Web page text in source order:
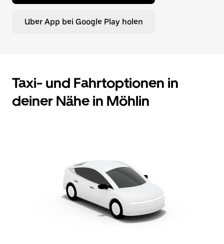
Uber App bei Google Play holen
Taxi- und Fahrtoptionen in
deiner Nähe in Möhlin